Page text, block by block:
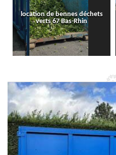
location de bennes déchets
verts 67 Bas-Rhin